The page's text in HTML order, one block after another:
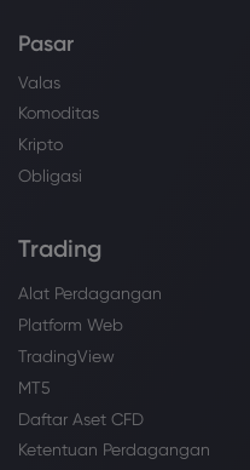
Pasar
Valas
Komoditas
Kripto
Obligasi
Trading
Alat Perdagangan
Platform Web
TradingView
MT5
Daftar Aset CFD
Ketentuan Perdagangan